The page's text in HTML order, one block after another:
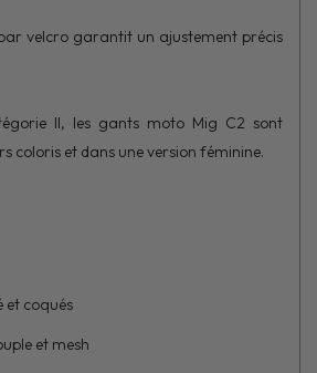
velcro garantit un ajustement précis
II, les gants moto Mig C2 sont
coloris et dans une version féminine.
et coqués
et mesh